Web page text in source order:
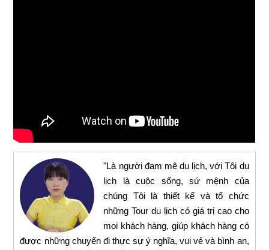
"Là người đam mê du lịch, với Tôi du
lịch là cuộc sống, sứ mệnh của
chúng Tôi là thiết kế và tổ chức
những Tour du lịch có giá trị cao cho
mọi khách hàng, giúp khách hàng có
được những chuyến đi thực sự ý nghĩa, vui vẻ và bình an,